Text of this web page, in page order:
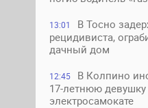
13:01
В Тосно
рецидивиста,
дачный дом
12:45
В Колпино
17-летнюю девушку
электросамокате